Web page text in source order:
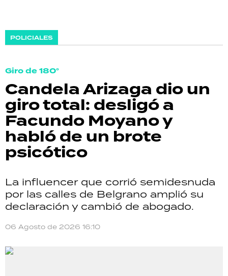
POLICIALES
Giro de 180°
Candela Arizaga dio un
giro total: desligó a
Facundo Moyano y
habló de un brote
psicótico
La influencer que corrió semidesnuda
por las calles de Belgrano amplió su
declaración y cambió de abogado.
06 Agosto de 2026 16:10